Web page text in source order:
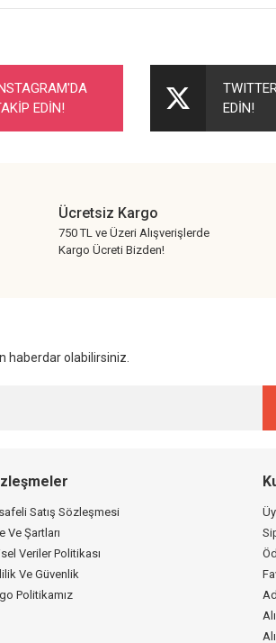
Bu ürüne ilk
EDİN!
EDİN!
Ücretsiz Kargo
750 TL ve Üzeri Alışverişlerde
Kargo Ücreti Bizden!
haberdar olabilirsiniz.
Satış Sözleşmesi
Ve Şartları
Veriler Politikası
Ve Güvenlik
Politikamız